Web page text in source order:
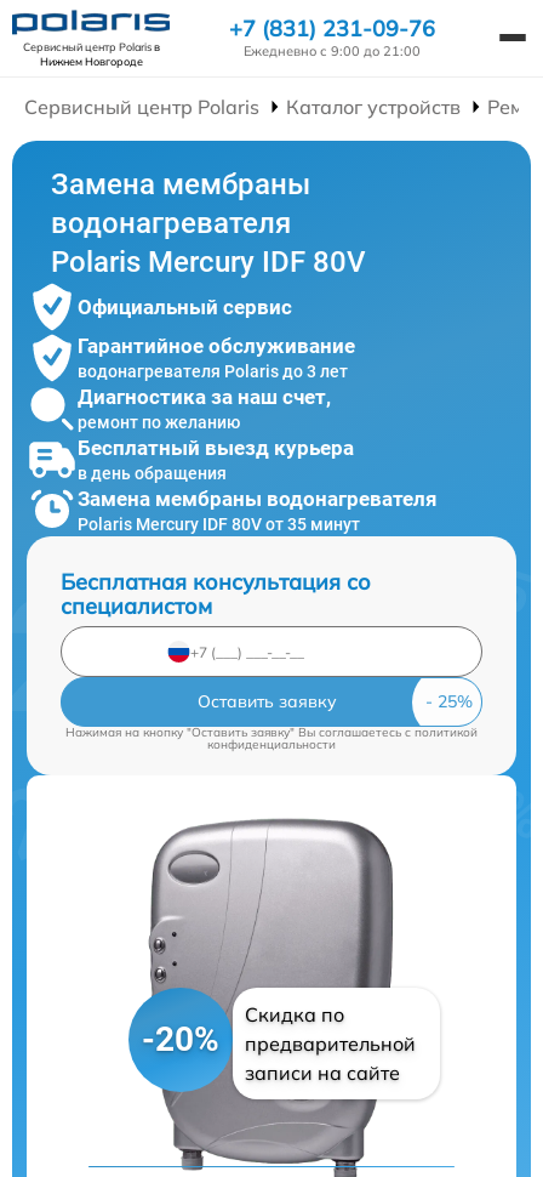
Сервисный центр Polarisв
Нижнем Новгороде
+7 (831) 231-09-76
Ежедневно с 9:00 до 21:00
Сервисный центр Polaris Каталог устройств
Замена мембраны
водонагревателя
Polaris Mercury IDF 80V
Официальный сервис
Гарантийное обслуживание
водонагревателя Polaris до 3 лет
Диагностика за наш счет,
ремонт по желанию
Бесплатный выезд курьера
в день обращения
Замена мембраны водонагревателя
Polaris Mercury IDF 80V от 35 минут
Бесплатная консультация со
специалистом
Оставить заявку
Нажимая на кнопку "Оставить заявку" Вы соглашаетесь cполитикой
конфиденциальности
-20%
Скидка по
предварительной
записи на сайте